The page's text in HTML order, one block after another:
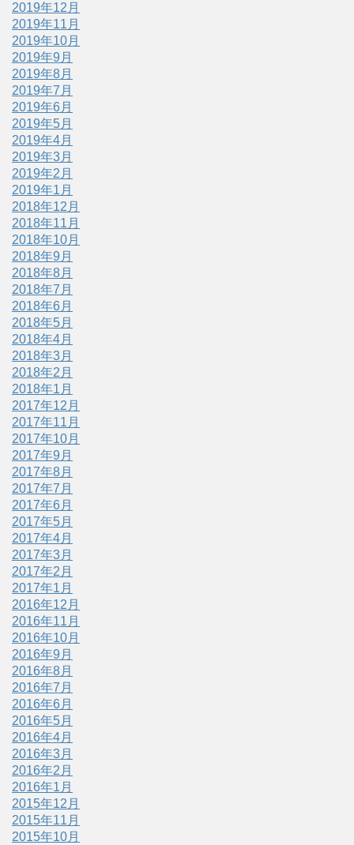
2019年12月
2019年11月
2019年10月
2019年9月
2019年8月
2019年7月
2019年6月
2019年5月
2019年4月
2019年3月
2019年2月
2019年1月
2018年12月
2018年11月
2018年10月
2018年9月
2018年8月
2018年7月
2018年6月
2018年5月
2018年4月
2018年3月
2018年2月
2018年1月
2017年12月
2017年11月
2017年10月
2017年9月
2017年8月
2017年7月
2017年6月
2017年5月
2017年4月
2017年3月
2017年2月
2017年1月
2016年12月
2016年11月
2016年10月
2016年9月
2016年8月
2016年7月
2016年6月
2016年5月
2016年4月
2016年3月
2016年2月
2016年1月
2015年12月
2015年11月
2015年10月